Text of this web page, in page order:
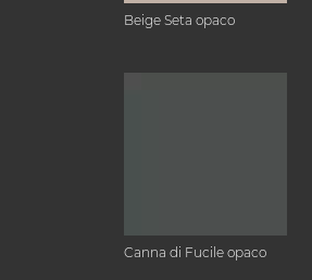
Beige Seta opaco
Canna di Fucile opaco